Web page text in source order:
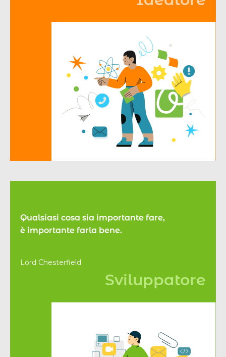
Qualsiasi cosa sia importante fare,
è importante farla bene.
Lord Chesterfield
Sviluppatore